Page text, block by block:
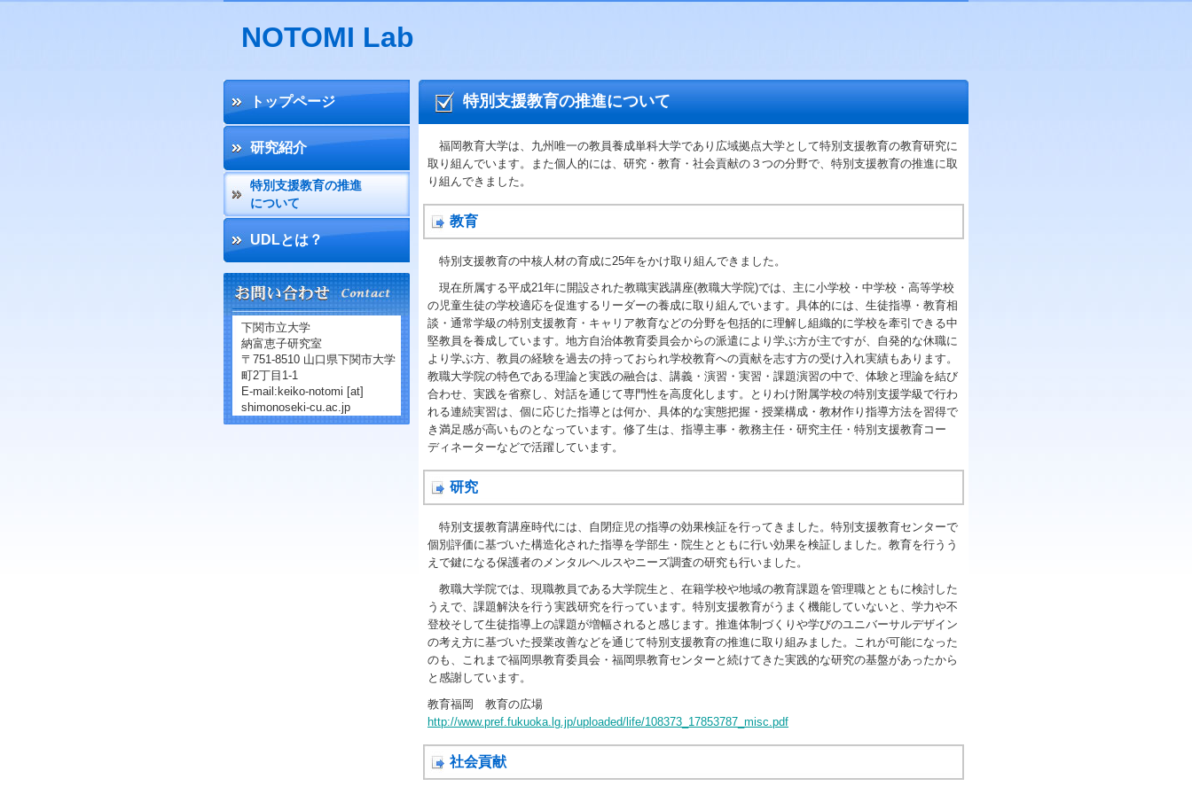
NOTOMI Lab
トップページ
研究紹介
特別支援教育の推進
について
UDLとは？
下関市立大学
納富恵子研究室
〒751-8510 山口県下関市大学
町2丁目1-1
E-mail:keiko-notomi [at]
shimonoseki-cu.ac.jp
特別支援教育の推進について
福岡教育大学は、九州唯一の教員養成単科大学であり広域拠点大学として特別支援教育の教育研究に
取り組んでいます。また個人的には、研究・教育・社会貢献の３つの分野で、特別支援教育の推進に取
り組んできました。
教育
特別支援教育の中核人材の育成に25年をかけ取り組んできました。
現在所属する平成21年に開設された教職実践講座(教職大学院)では、主に小学校・中学校・高等学校
の児童生徒の学校適応を促進するリーダーの養成に取り組んでいます。具体的には、生徒指導・教育相
談・通常学級の特別支援教育・キャリア教育などの分野を包括的に理解し組織的に学校を牽引できる中
堅教員を養成しています。地方自治体教育委員会からの派遣により学ぶ方が主ですが、自発的な休職に
より学ぶ方、教員の経験を過去の持っておられ学校教育への貢献を志す方の受け入れ実績もあります。
教職大学院の特色である理論と実践の融合は、講義・演習・実習・課題演習の中で、体験と理論を結び
合わせ、実践を省察し、対話を通じて専門性を高度化します。とりわけ附属学校の特別支援学級で行わ
れる連続実習は、個に応じた指導とは何か、具体的な実態把握・授業構成・教材作り指導方法を習得で
き満足感が高いものとなっています。修了生は、指導主事・教務主任・研究主任・特別支援教育コー
ディネーターなどで活躍しています。
研究
特別支援教育講座時代には、自閉症児の指導の効果検証を行ってきました。特別支援教育センターで
個別評価に基づいた構造化された指導を学部生・院生とともに行い効果を検証しました。教育を行うう
えで鍵になる保護者のメンタルヘルスやニーズ調査の研究も行いました。
教職大学院では、現職教員である大学院生と、在籍学校や地域の教育課題を管理職とともに検討した
うえで、課題解決を行う実践研究を行っています。特別支援教育がうまく機能していないと、学力や不
登校そして生徒指導上の課題が増幅されると感じます。推進体制づくりや学びのユニバーサルデザイン
の考え方に基づいた授業改善などを通じて特別支援教育の推進に取り組みました。これが可能になった
のも、これまで福岡県教育委員会・福岡県教育センターと続けてきた実践的な研究の基盤があったから
と感謝しています。
教育福岡 教育の広場
http://www.pref.fukuoka.lg.jp/uploaded/life/108373_17853787_misc.pdf
社会貢献